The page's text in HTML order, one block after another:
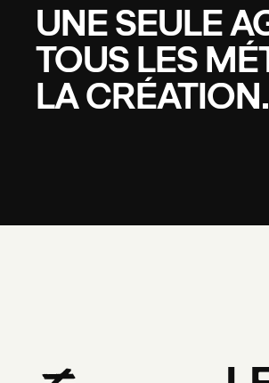
UNESEULE
TOUS LES
LACRÉATION.